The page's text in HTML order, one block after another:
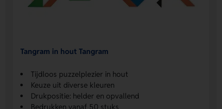
Tangram in hout Tangram
Tijdloos puzzelplezier in hout
Keuze uit diverse kleuren
Drukpositie: helder en opvallend
Bedrukken vanaf 50 stuks